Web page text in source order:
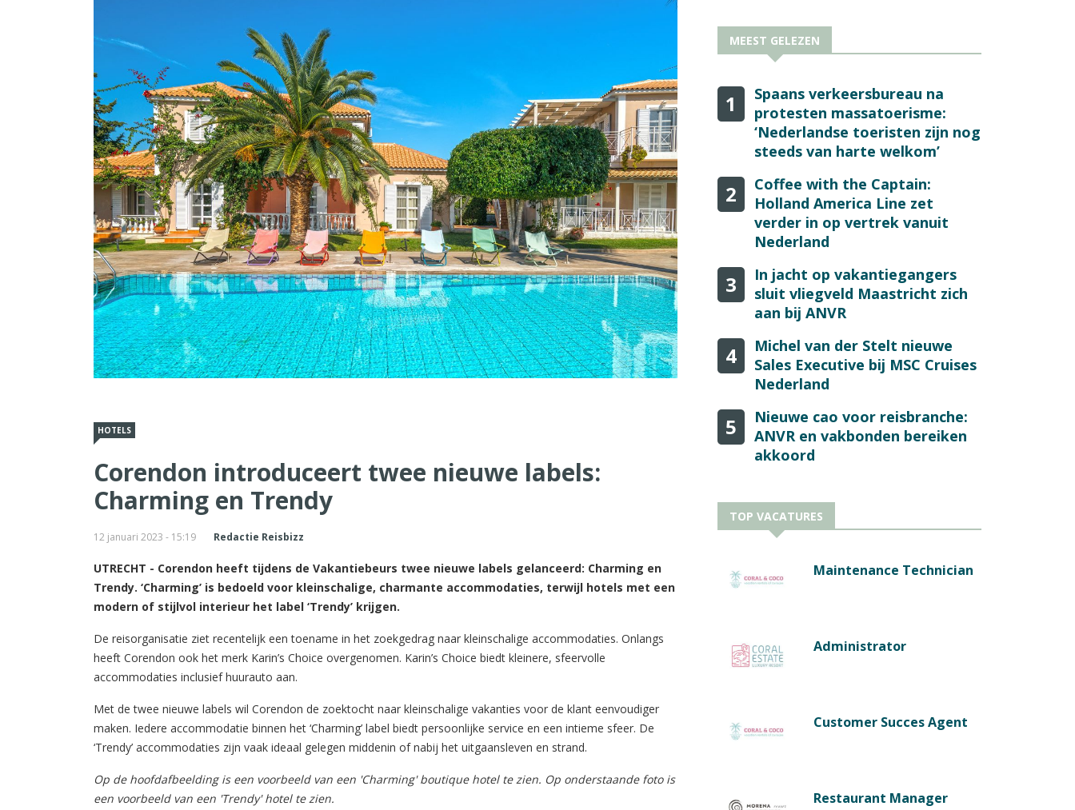
HOTELS
Corendon introduceert twee nieuwe labels:
Charming en Trendy
12 januari 2023 - 15:19 Redactie Reisbizz
UTRECHT - Corendon heeft tijdens de Vakantiebeurs twee nieuwe labels gelanceerd: Charming en
Trendy. ‘Charming’ is bedoeld voor kleinschalige, charmante accommodaties, terwijl hotels met een
modern of stijlvol interieur het label ‘Trendy’ krijgen.
De reisorganisatie ziet recentelijk een toename in het zoekgedrag naar kleinschalige accommodaties. Onlangs
heeft Corendon ook het merk Karin’s Choice overgenomen. Karin’s Choice biedt kleinere, sfeervolle
accommodaties inclusief huurauto aan.
Met de twee nieuwe labels wil Corendon de zoektocht naar kleinschalige vakanties voor de klant eenvoudiger
maken. Iedere accommodatie binnen het ‘Charming’ label biedt persoonlijke service en een intieme sfeer. De
‘Trendy’ accommodaties zijn vaak ideaal gelegen middenin of nabij het uitgaansleven en strand.
Op de hoofdafbeelding is een voorbeeld van een 'Charming' boutique hotel te zien. Op onderstaande foto is
een voorbeeld van een 'Trendy' hotel te zien.
MEEST GELEZEN
1
Spaans verkeersbureau na
protesten massatoerisme:
‘Nederlandse toeristen zijn nog
steeds van harte welkom’
2
Coffee with the Captain:
Holland America Line zet
verder in op vertrek vanuit
Nederland
3
In jacht op vakantiegangers
sluit vliegveld Maastricht zich
aan bij ANVR
4
Michel van der Stelt nieuwe
Sales Executive bij MSC Cruises
Nederland
5
Nieuwe cao voor reisbranche:
ANVR en vakbonden bereiken
akkoord
TOP VACATURES
Maintenance Technician
Administrator
Customer Succes Agent
Restaurant Manager